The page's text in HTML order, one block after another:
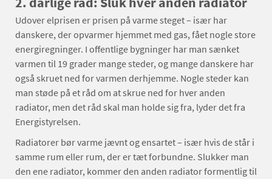
Udover elprisen er prisen på varme steget – især har
danskere, der opvarmer hjemmet med gas, fået nogle store
energiregninger. I offentlige bygninger har man sænket
varmen til 19 grader mange steder, og mange danskere har
også skruet ned for varmen derhjemme. Nogle steder kan
man støde på et råd om at skrue ned for hver anden
radiator, men det råd skal man holde sig fra, lyder det fra
Energistyrelsen.
Radiatorer bør varme jævnt og ensartet – især hvis de står i
samme rum eller rum, der er tæt forbundne. Slukker man
den ene radiator, kommer den anden radiator formentlig til